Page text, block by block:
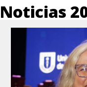
Noticias